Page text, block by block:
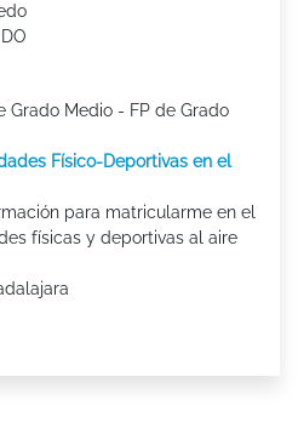
Grado Medio - FP de Grado
Físico-Deportivas en el
para matricularme en el
físicas y deportivas al aire